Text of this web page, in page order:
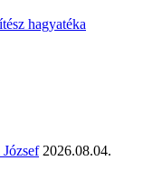
hagyatéka
2026.08.04.